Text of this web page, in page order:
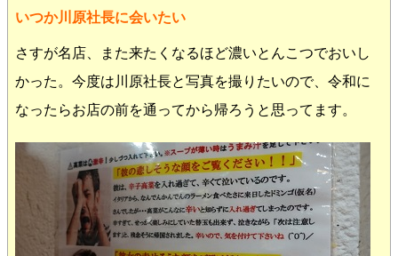
いつか川原社長に会いたい
さすが名店、また来たくなるほど濃いとんこつでおいし
かった。今度は川原社長と写真を撮りたいので、令和に
なったらお店の前を通ってから帰ろうと思ってます。